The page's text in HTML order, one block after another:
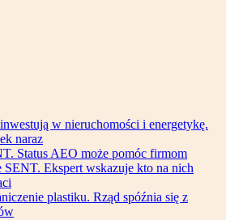
w nieruchomości i energetykę.
naraz
Status AEO może pomóc firmom
SENT. Ekspert wskazuje kto na nich
plastiku. Rząd spóźnia się z